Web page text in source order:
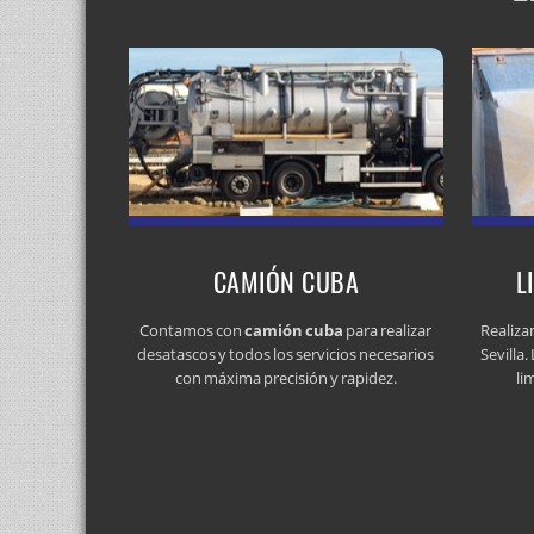
CAMIÓN CUBA
Contamos concamión cuba para realizar
desatascos y todos los servicios necesarios
con máxima precisión y rapidez.